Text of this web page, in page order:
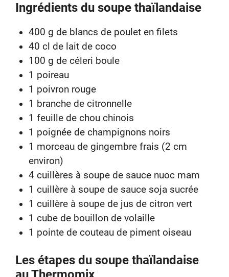
Ingrédients du soupe thaïlandaise
400 g de blancs de poulet en filets
40 cl de lait de coco
100 g de céleri boule
1 poireau
1 poivron rouge
1 branche de citronnelle
1 feuille de chou chinois
1 poignée de champignons noirs
1 morceau de gingembre frais (2 cm
environ)
4 cuillères à soupe de sauce nuoc mam
1 cuillère à soupe de sauce soja sucrée
1 cuillère à soupe de jus de citron vert
1 cube de bouillon de volaille
1 pointe de couteau de piment oiseau
Les étapes du soupe thaïlandaise